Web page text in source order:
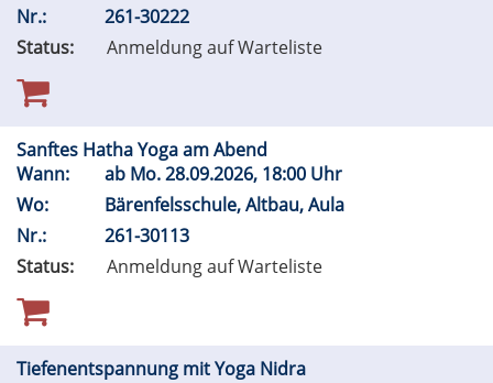
Nr.:
261-30222
Status:
Anmeldung auf Warteliste
Sanftes Hatha Yoga am Abend
Wann:
ab Mo.28.09.2026, 18:00 Uhr
Wo:
Bärenfelsschule, Altbau, Aula
Nr.:
261-30113
Status:
Anmeldung auf Warteliste
Tiefenentspannung mit Yoga Nidra